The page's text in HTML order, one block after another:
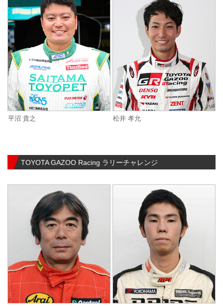
平沼 貴之 松井 孝允
TOYOTA GAZOO Racing ラリーチャレンジ